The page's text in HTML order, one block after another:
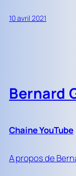
10 avril 2021
Bernard
Chaine YouTube
A propos de